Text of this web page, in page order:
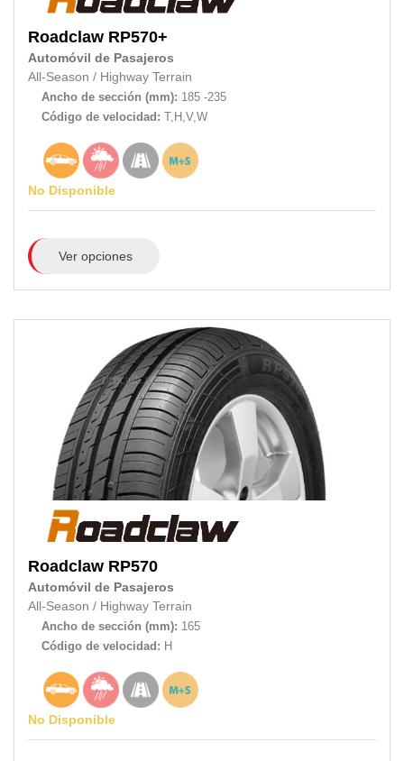
Roadclaw RP570+
Automóvil de Pasajeros
All-Season / Highway Terrain
Ancho de sección (mm): 185 -235
Código de velocidad: T,H,V,W
No Disponible
Ver opciones
Roadclaw RP570
Automóvil de Pasajeros
All-Season / Highway Terrain
Ancho de sección (mm): 165
Código de velocidad: H
No Disponible